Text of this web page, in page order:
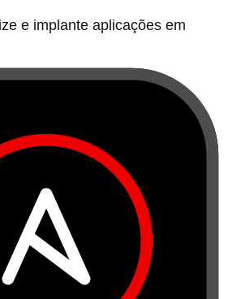
e implante aplicações em